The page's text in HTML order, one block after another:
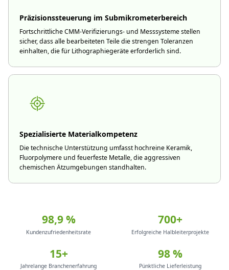
Präzisionssteuerung im Submikrometerbereich
Fortschrittliche CMM-Verifizierungs- und Messsysteme stellen
sicher, dass alle bearbeiteten Teile die strengen Toleranzen
einhalten, die für Lithographiegeräte erforderlich sind.
Spezialisierte Materialkompetenz
Die technische Unterstützung umfasst hochreine Keramik,
Fluorpolymere und feuerfeste Metalle, die aggressiven
chemischen Ätzumgebungen standhalten.
98,9 %
Kundenzufriedenheitsrate
700+
Erfolgreiche Halbleiterprojekte
15+
Jahrelange Branchenerfahrung
98 %
Pünktliche Lieferleistung